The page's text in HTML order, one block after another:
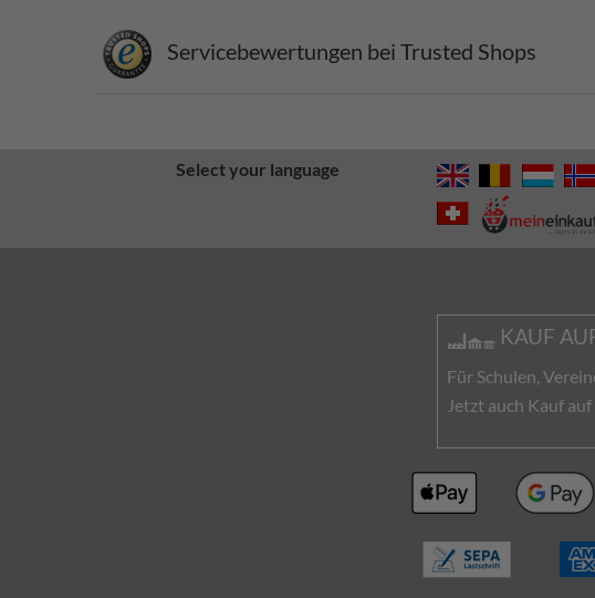
Servicebewertungen bei Trusted Shops
Select your language
KAUF
Für Schulen,
Jetzt auch Kauf